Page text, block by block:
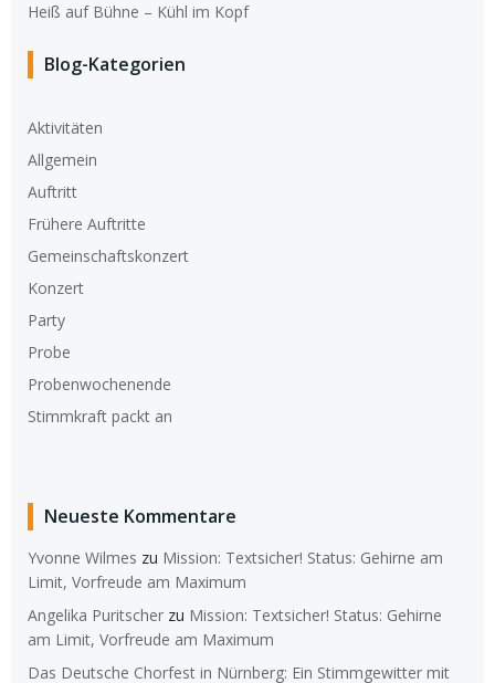
Heiß auf Bühne – Kühl im Kopf
Blog-Kategorien
Aktivitäten
Allgemein
Auftritt
Frühere Auftritte
Gemeinschaftskonzert
Konzert
Party
Probe
Probenwochenende
Stimmkraft packt an
Neueste Kommentare
Yvonne Wilmes zu Mission: Textsicher! Status: Gehirne am
Limit, Vorfreude am Maximum
Angelika Puritscher zu Mission: Textsicher! Status: Gehirne
am Limit, Vorfreude am Maximum
Das Deutsche Chorfest in Nürnberg: Ein Stimmgewitter mit